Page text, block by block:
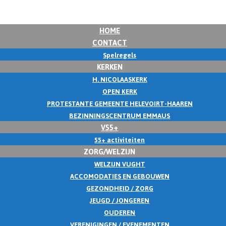
HOME
CONTACT
Spelregels
KERKEN
H. NICOLAASKERK
OPEN KERK
PROTESTANTE GEMEENTE HELEVOIRT-HAAREN
BEZINNINGSCENTRUM EMMAUS
V55+
55+ activiteiten
ZORG/WELZIJN
WELZIJN VUGHT
ACCOMODATIES EN GEBOUWEN
GEZONDHEID / ZORG
JEUGD / JONGEREN
OUDEREN